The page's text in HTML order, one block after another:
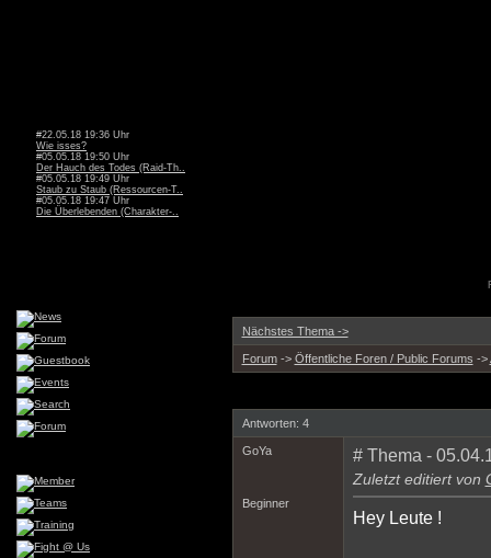
#22.05.18 19:36 Uhr
Wie isses?
#05.05.18 19:50 Uhr
Der Hauch des Todes (Raid-Th..
#05.05.18 19:49 Uhr
Staub zu Staub (Ressourcen-T..
#05.05.18 19:47 Uhr
Die Überlebenden (Charakter-..
Nächstes Thema ->
Forum-> Öffentliche Foren / Public Forums ->
Antworten: 4
GoYa
Beginner
# Thema -
Zuletzt editiert von
Hey Leute !